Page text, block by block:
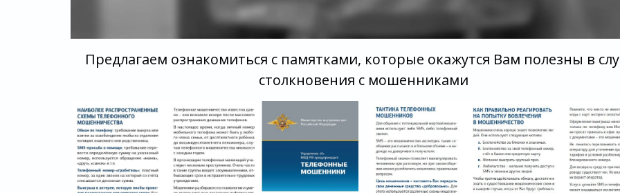
Предлагаем ознакомиться с памятками, которые окажутся Вам полезны в
столкновения с мошенниками